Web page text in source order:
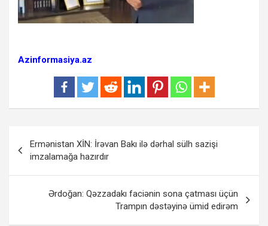
Azinformasiya.az
naviqasiyası
Ermənistan XİN: İrəvan Bakı ilə dərhal sülh sazişi
imzalamağa hazırdır
Ərdoğan: Qəzzadakı faciənin sona çatması üçün
Trampın dəstəyinə ümid edirəm